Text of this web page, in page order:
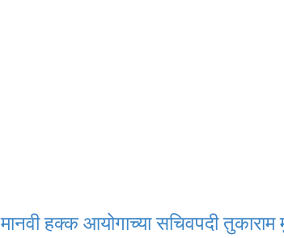
मानवी हक्क आयोगाच्या सचिवपदी तुकाराम